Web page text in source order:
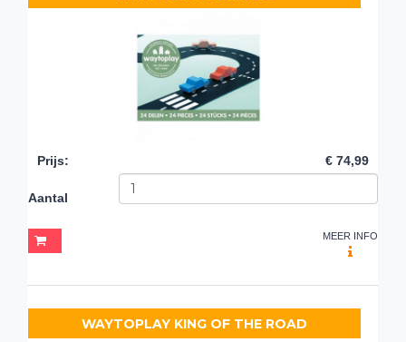
Prijs: € 74,99
Aantal
MEER INFO
WAYTOPLAY KING OF THE ROAD